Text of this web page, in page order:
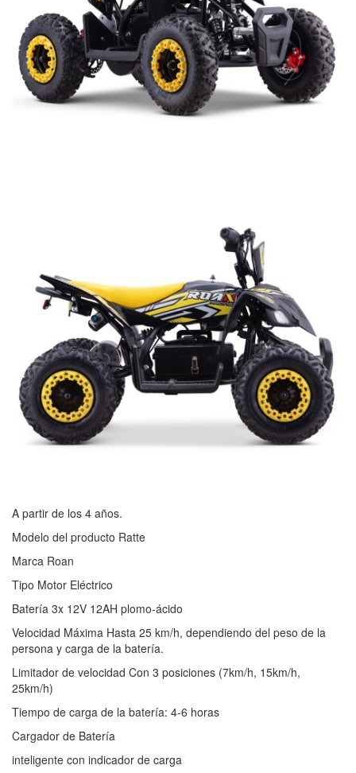
A partir de los 4 años.
Modelo del producto Ratte
Marca Roan
Tipo Motor Eléctrico
Batería 3x 12V 12AH plomo-ácido
Velocidad Máxima Hasta 25 km/h, dependiendo del peso de la
persona y carga de la batería.
Limitador de velocidad Con 3 posiciones (7km/h, 15km/h,
25km/h)
Tiempo de carga de la batería: 4-6 horas
Cargador de Batería
inteligente con indicador de carga